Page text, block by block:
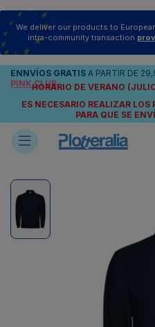
We deliver our products to
intra-community transaction
ENNVÍOS GRATIS A PARTIR DE
PINK CLUB
HORARIO DE VERANO
ES NECESARIO REALIZAR
PARA QUE SE